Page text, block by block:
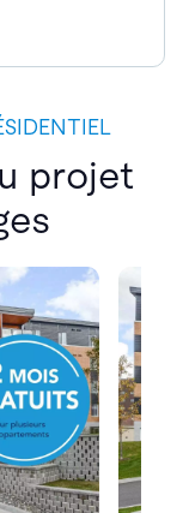
projet